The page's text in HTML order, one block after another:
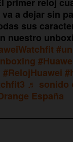
a dejar sin
sus
nuestro
#RelojHuawei
♬ sonido
España